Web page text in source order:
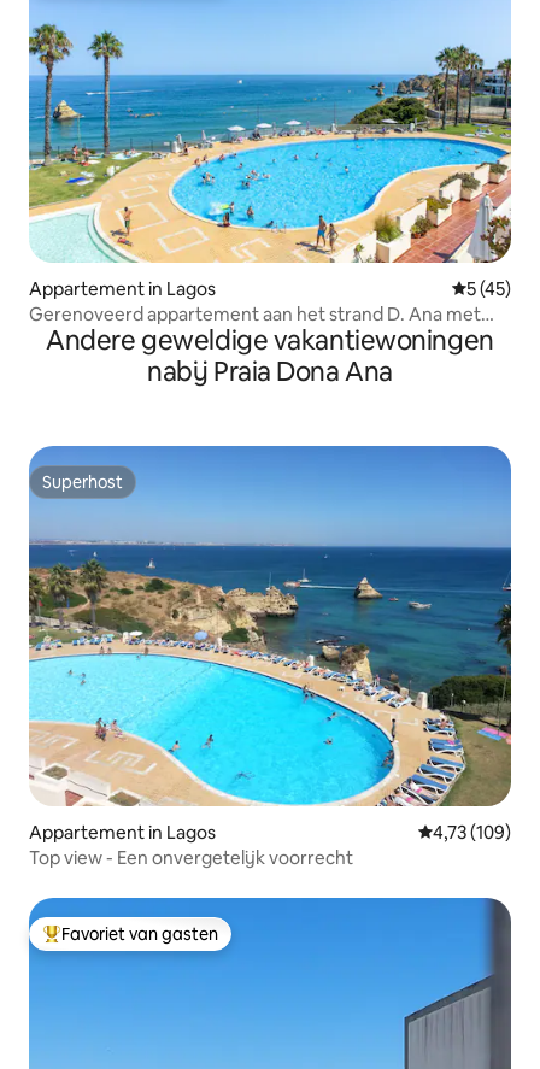
Appartement in Lagos
5 (45)
Gerenoveerd appartement aan het strand D. Ana met
airconditioning en zwembad
Andere geweldige vakantiewoningen
nabij Praia Dona Ana
Superhost
Superhost
Appartement in Lagos Gemiddelde
4,73 (109)
Top view - Een onvergetelijk voorrecht
Topfavoriet van gasten
Favoriet van gasten